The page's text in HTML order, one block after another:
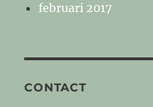
februari 2017
CONTACT